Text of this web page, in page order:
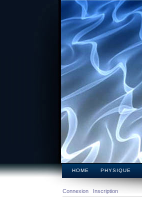
HOME PHYSIQUE
Connexion Inscription